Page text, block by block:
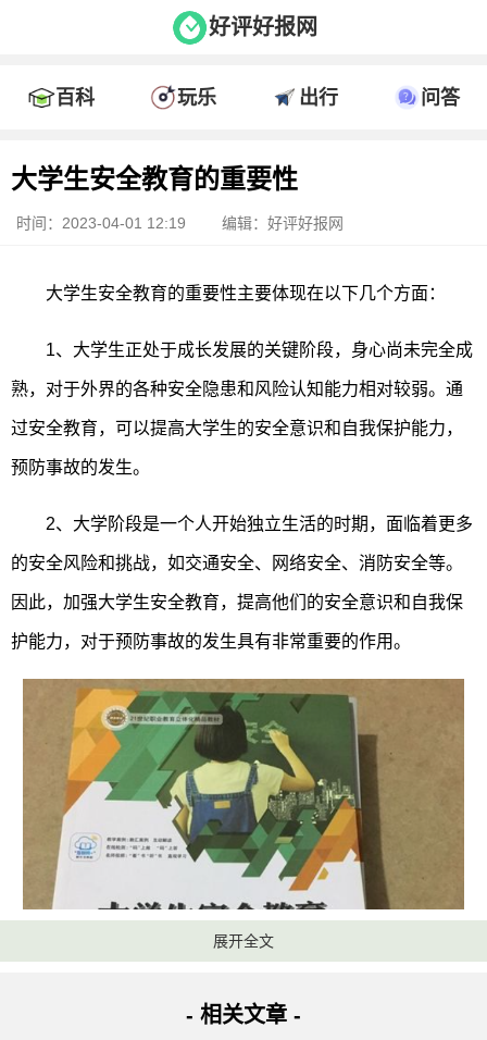
好评好报网
百科 玩乐 出行 问答
大学生安全教育的重要性
时间：2023-04-01 12:19 编辑：好评好报网
大学生安全教育的重要性主要体现在以下几个方面：
1、大学生正处于成长发展的关键阶段，身心尚未完全成
熟，对于外界的各种安全隐患和风险认知能力相对较弱。通
过安全教育，可以提高大学生的安全意识和自我保护能力，
预防事故的发生。
2、大学阶段是一个人开始独立生活的时期，面临着更多
的安全风险和挑战，如交通安全、网络安全、消防安全等。
因此，加强大学生安全教育，提高他们的安全意识和自我保
护能力，对于预防事故的发生具有非常重要的作用。
3、大学生在这个阶段也需要面临更多的社会化和职业化
展开全文
- 相关文章 -